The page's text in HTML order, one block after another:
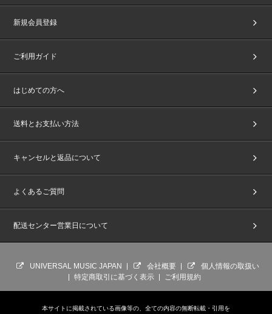
新規会員登録
ご利用ガイド
はじめての方へ
送料とお支払い方法
キャンセルと返品について
よくあるご質問
配送センター営業日について
UNIVERSAL MUSIC JAPAN 会社概要
個人情報の取扱い
特定商取引に基づく表示
ご利用規約
本サイトに掲載されている画像等の、全ての内容の無断転載・引用を